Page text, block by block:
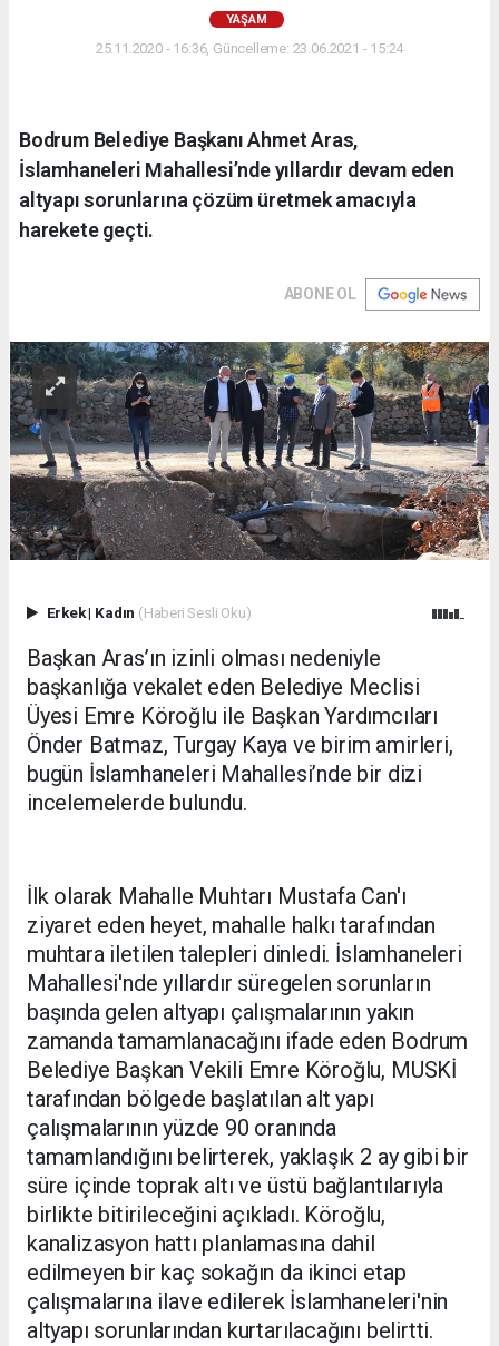
YAŞAM
25.11.2020 - 16:36, Güncelleme: 23.06.2021 - 15:24
Bodrum Belediye Başkanı Ahmet Aras,
İslamhaneleri Mahallesi’nde yıllardır devam eden
altyapı sorunlarına çözüm üretmek amacıyla
harekete geçti.
ABONE OL
Erkek| Kadın (Haberi Sesli Oku)
Başkan Aras’ın izinli olması nedeniyle
başkanlığa vekalet eden Belediye Meclisi
Üyesi Emre Köroğlu ile Başkan Yardımcıları
Önder Batmaz, Turgay Kaya ve birim amirleri,
bugün İslamhaneleri Mahallesi’nde bir dizi
incelemelerde bulundu.
İlk olarak Mahalle Muhtarı Mustafa Can'ı
ziyaret eden heyet, mahalle halkı tarafından
muhtara iletilen talepleri dinledi. İslamhaneleri
Mahallesi'nde yıllardır süregelen sorunların
başında gelen altyapı çalışmalarının yakın
zamanda tamamlanacağını ifade eden Bodrum
Belediye Başkan Vekili Emre Köroğlu, MUSKİ
tarafından bölgede başlatılan alt yapı
çalışmalarının yüzde 90 oranında
tamamlandığını belirterek, yaklaşık 2 ay gibi bir
süre içinde toprak altı ve üstü bağlantılarıyla
birlikte bitirileceğini açıkladı. Köroğlu,
kanalizasyon hattı planlamasına dahil
edilmeyen bir kaç sokağın da ikinci etap
çalışmalarına ilave edilerek İslamhaneleri'nin
altyapı sorunlarından kurtarılacağını belirtti.